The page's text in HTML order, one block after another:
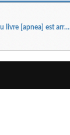
ça y est mon exemplaire du livre [apnea] est arrivé!